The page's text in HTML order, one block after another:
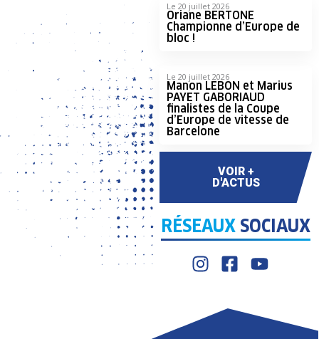
Le 20 juillet 2026
Oriane BERTONE
Championne d’Europe de
bloc !
Le 20 juillet 2026
Manon LEBON et Marius
PAYET GABORIAUD
finalistes de la Coupe
d’Europe de vitesse de
Barcelone
VOIR +
D'ACTUS
RÉSEAUX SOCIAUX